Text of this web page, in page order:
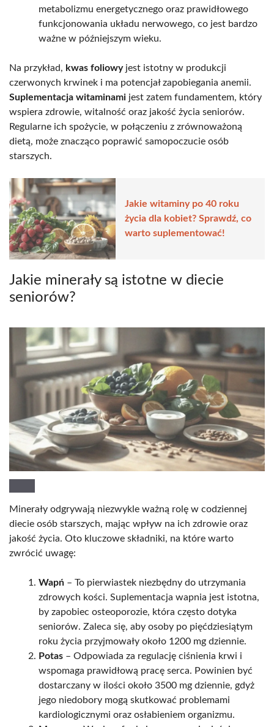
metabolizmu energetycznego oraz prawidłowego
funkcjonowania układu nerwowego, co jest bardzo
ważne w późniejszym wieku.
Na przykład, kwas foliowyjest istotny w produkcji
czerwonych krwinek i ma potencjał zapobiegania anemii.
Suplementacja witaminami jest zatem fundamentem, który
wspiera zdrowie, witalność oraz jakość życia seniorów.
Regularne ich spożycie, w połączeniu z zrównoważoną
dietą, może znacząco poprawić samopoczucie osób
starszych.
Jakie witaminy po 40 roku
życia dla kobiet? Sprawdź, co
warto suplementować!
Jakie minerały są istotne w diecie
seniorów?
Minerały odgrywają niezwykle ważną rolę w codziennej
diecie osób starszych, mając wpływ na ich zdrowie oraz
jakość życia. Oto kluczowe składniki, na które warto
zwrócić uwagę:
Wapń – To pierwiastek niezbędny do utrzymania
zdrowych kości. Suplementacja wapnia jest istotna,
by zapobiec osteoporozie, która często dotyka
seniorów. Zaleca się, aby osoby po pięćdziesiątym
roku życia przyjmowały około 1200 mg dziennie.
Potas – Odpowiada za regulację ciśnienia krwi i
wspomaga prawidłową pracę serca. Powinien być
dostarczany w ilości około 3500 mg dziennie, gdyż
jego niedobory mogą skutkować problemami
kardiologicznymi oraz osłabieniem organizmu.